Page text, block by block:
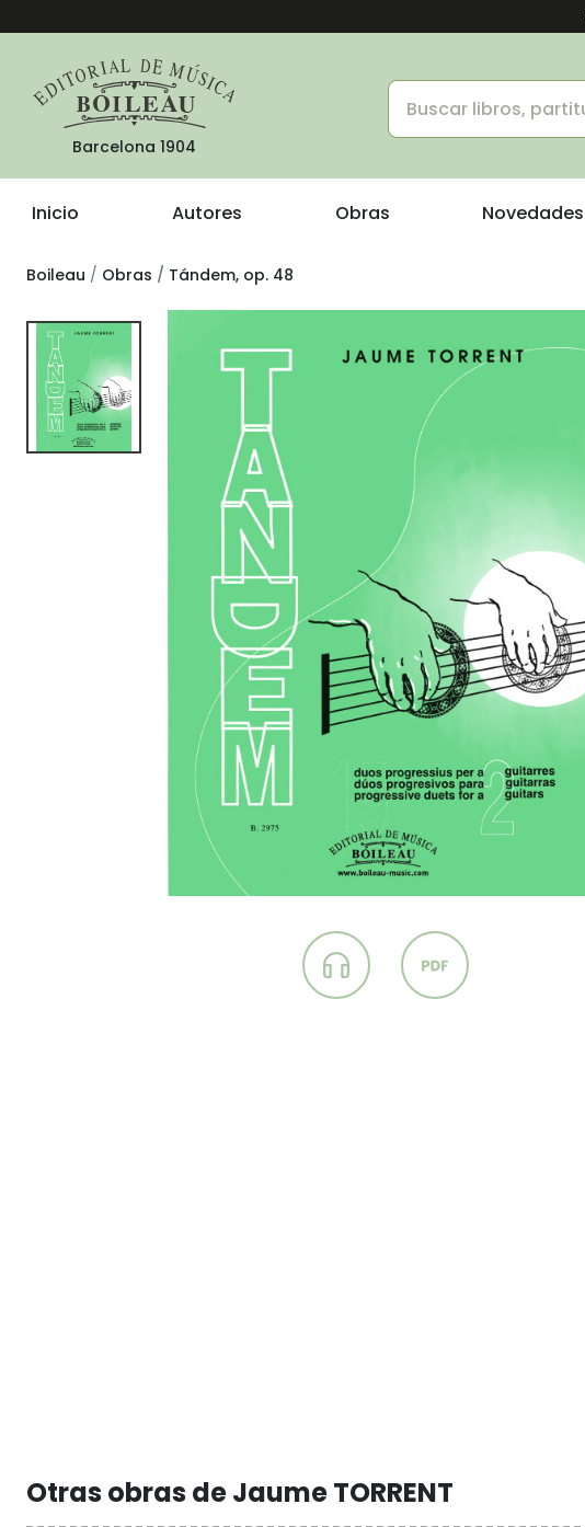
Barcelona 1904
Inicio Autores Obras Novedades
Boileau Obras Tándem, op. 48
Otras obras de Jaume TORRENT